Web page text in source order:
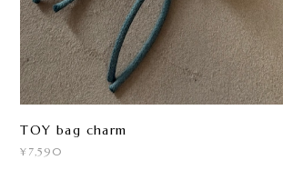
TOY bag charm
¥7,590